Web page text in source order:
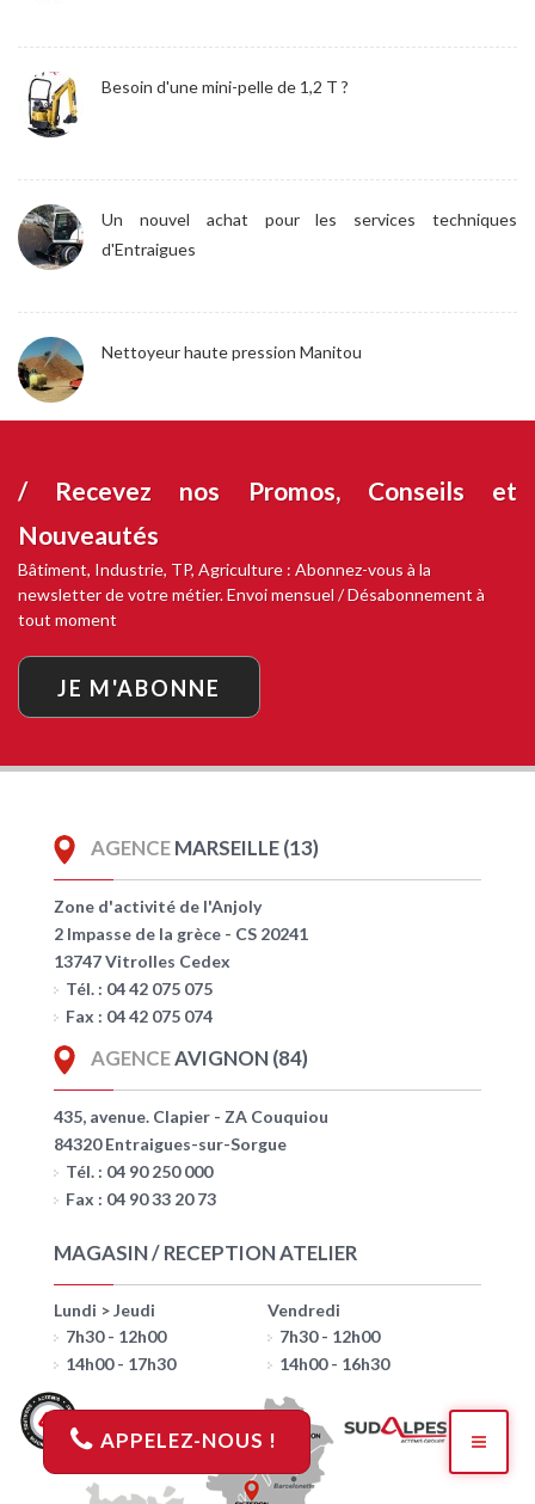
APPELEZ-NOUS !
Besoin d'une mini-pelle de 1,2 T ?
Un nouvel achat pour les services techniques
d'Entraigues
Nettoyeur haute pression Manitou
/ Recevez nos Promos, Conseils et
Nouveautés
Bâtiment, Industrie, TP, Agriculture : Abonnez-vous à la
newsletter de votre métier. Envoi mensuel / Désabonnement à
tout moment
JE M'ABONNE
AGENCEMARSEILLE (13)
Zone d'activité de l'Anjoly
2 Impasse de la grèce - CS 20241
13747 Vitrolles Cedex
Tél. : 04 42 075 075
Fax : 04 42 075 074
AGENCEAVIGNON (84)
435, avenue. Clapier - ZA Couquiou
84320 Entraigues-sur-Sorgue
Tél. : 04 90 250 000
Fax : 04 90 33 20 73
MAGASIN / RECEPTION ATELIER
Lundi > Jeudi
7h30 - 12h00
14h00 - 17h30
Vendredi
7h30 - 12h00
14h00 - 16h30